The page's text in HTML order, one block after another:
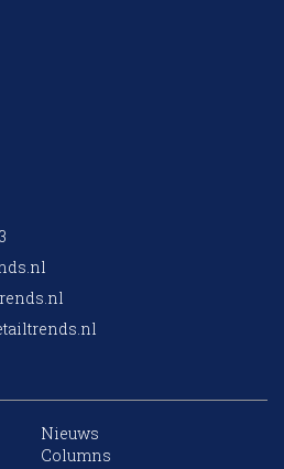
Nieuws
Columns